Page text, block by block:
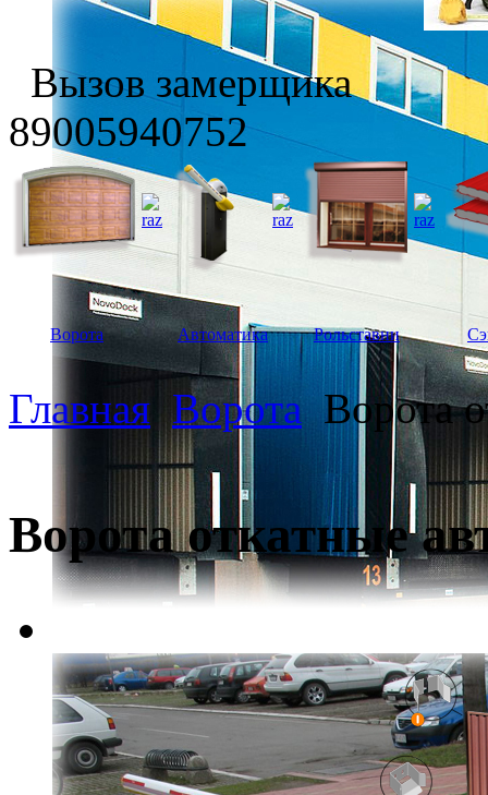
Вызов замерщика
89005940752
Ворота Автоматика Рольставни
Главная Ворота Ворота
Ворота откатные